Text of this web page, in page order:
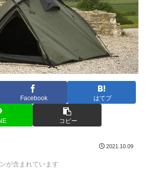
Facebook はてブ
コピー
2021.10.09
が含まれています